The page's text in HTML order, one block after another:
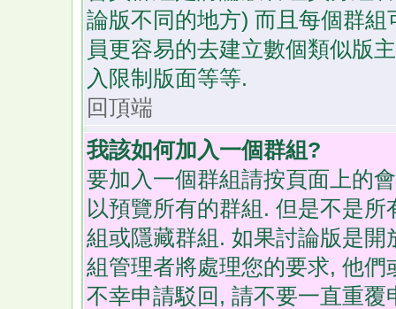
論版不同的地方) 而且每個群
員更容易的去建立數個類似版
入限制版面等等.
回頂端
我該如何加入一個群組?
要加入一個群組請按頁面上的
以預覽所有的群組. 但是不是
組或隱藏群組. 如果討論版是
組管理者將處理您的要求, 他
不幸申請駁回, 請不要一直重